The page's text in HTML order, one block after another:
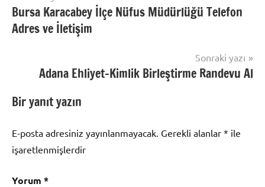
gezinmesi
Bursa Karacabey İlçe Nüfus Müdürlüğü Telefon
Adres ve İletişim
Sonraki yazı
Adana Ehliyet-Kimlik Birleştirme Randevu Al
Bir yanıt yazın
E-posta adresiniz yayınlanmayacak. Gerekli alanlar * ile
işaretlenmişlerdir
Yorum *